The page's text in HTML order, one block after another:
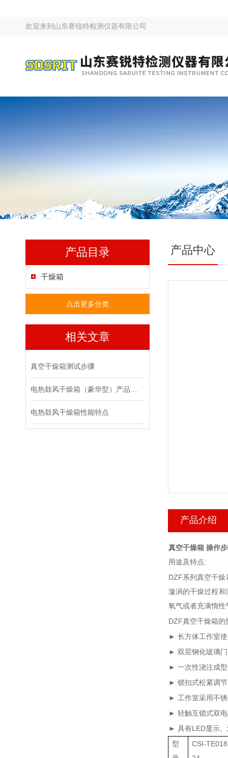
欢迎来到 山东赛锐特检测仪器有限公司
产品目录
干燥箱
点击更多分类
相关文章
真空干燥箱测试步骤
电热鼓风干燥箱性能特点
产品中心
产品介绍
真空干燥箱 操作
用途及特点:
DZF系列真空干
漩涡的干燥过程
氧气或者充满惰性
DZF真空干燥箱的
► 长方体工作室
► 双层钢化玻璃
► 一次性浇注成
► 锁扣式松紧调
► 工作室采用不
► 轻触互锁式双
► 具有LED显示
型
CSI-